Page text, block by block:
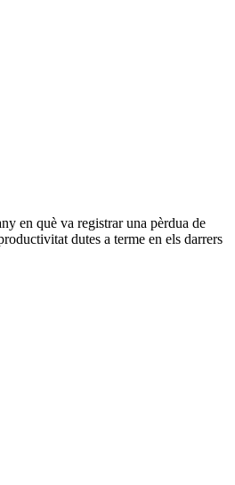
en què va registrar una pèrdua de
dutes a terme en els darrers